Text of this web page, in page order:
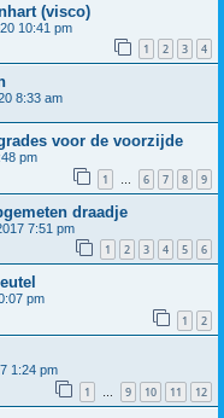
(visco)
10:41 pm
1 2 3 4
8:33 am
voor de voorzijde
pm
1 … 6 7 8 9
draadje
7:51 pm
1 2 3 4 5 6
pm
1 2
1:24 pm
1 … 9 10 11 12